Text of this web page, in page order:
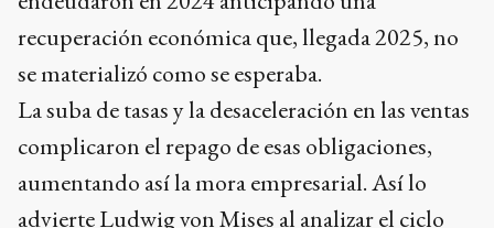
recuperación económica que, llegada 2025, no
se materializó como se esperaba.
La suba de tasas y la desaceleración en las ventas
complicaron el repago de esas obligaciones,
aumentando así la mora empresarial. Así lo
advierte Ludwig von Mises al analizar el ciclo